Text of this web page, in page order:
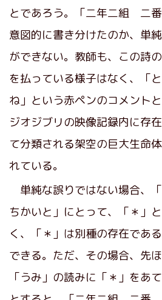
とであろう。「二年二組 二
意図的に書き分けたのか、単
ができない。教師も、この詩
を払っている様子はなく、「
ね」という赤ペンのコメント
ジオジブリの映像記録内に存
て分類される架空の巨大生命
れている。
単純な誤りではない場合
ちかいと」にとって、「＊」
く、「＊」は別種の存在であ
できる。ただ、その場合、先
「うみ」の読みに「＊」をあ